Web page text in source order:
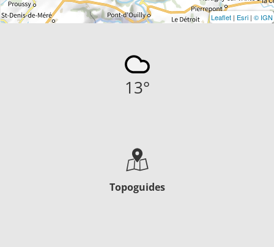
Leaflet | Esri | © IGN
13°
Topoguides